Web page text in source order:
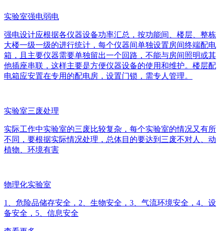
实验室强电弱电
强电设计应根据各仪器设备功率汇总，按功能间、楼层、整栋
大楼一级一级的进行统计，每个仪器间单独设置房间终端配电
箱，且主要仪器需要单独留出一个回路，不能与房间照明或其
他插座串联，这样主要是方便仪器设备的使用和维护。楼层配
电箱应安置在专用的配电房，设置门锁，需专人管理。
实验室三废处理
实际工作中实验室的三废比较复杂，每个实验室的情况又有所
不同，要根据实际情况处理，总体目的要达到三废不对人、动
植物、环境有害
物理化实验室
1、危险品储存安全，2、生物安全，3、气流环境安全，4、设
备安全，5、信息安全